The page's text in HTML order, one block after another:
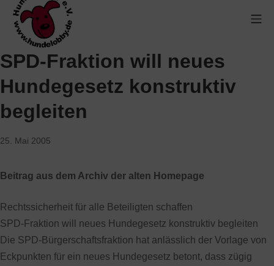
SPD-Fraktion will neues
Hundegesetz konstruktiv
begleiten
25. Mai 2005
Beitrag aus dem Archiv der alten Homepage
Rechtssicherheit für alle Beteiligten schaffen
SPD-Fraktion will neues Hundegesetz konstruktiv begleiten
Die SPD-Bürgerschaftsfraktion hat anlässlich der Vorlage von
Eckpunkten für ein neues Hundegesetz betont, dass zügig